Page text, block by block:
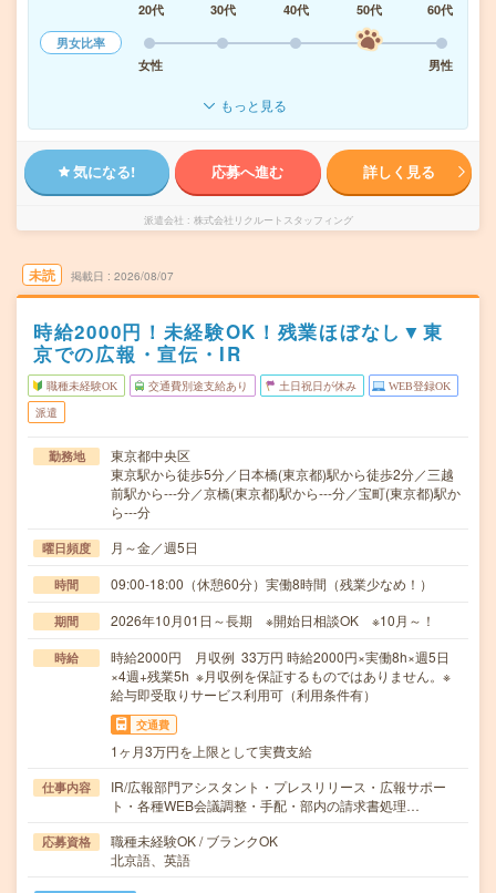
20代
30代 40代 50代
60代
男女比率
女性
男性
もっと見る
気になる! 応募へ進む 詳しく見る
派遣会社 株式会社リクルートスタッフィング
未読 掲載日 2026/08/07
時給2000円！未経験OK！残業ほぼなし▼東
京での広報・宣伝・IR
職種未経験OK 交通費別途支給あり 土日祝日が休み WEB登録OK
派遣
勤務地
東京都中央区
東京駅から徒歩5分／日本橋(東京都)駅から徒歩2分／三越
前駅から---分／京橋(東京都)駅から---分／宝町(東京都)駅か
ら---分
曜日頻度 月～金／週5日
時間 09:00-18:00（休憩60分）実働8時間（残業少なめ！）
期間 2026年10月01日～長期 ※開始日相談OK ※10月～！
時給
時給2000円 月収例 33万円 時給2000円×実働8h×週5日
×4週+残業5h ※月収例を保証するものではありません。※
給与即受取りサービス利用可（利用条件有）
交通費
1ヶ月3万円を上限として実費支給
仕事内容
IR/広報部門アシスタント・プレスリリース・広報サポー
ト・各種WEB会議調整・手配・部内の請求書処理…
応募資格
職種未経験OK / ブランクOK
北京語、英語